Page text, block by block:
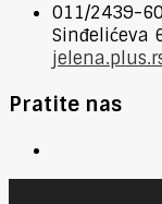
011/2439-
Sinđelićeva
Pratite nas